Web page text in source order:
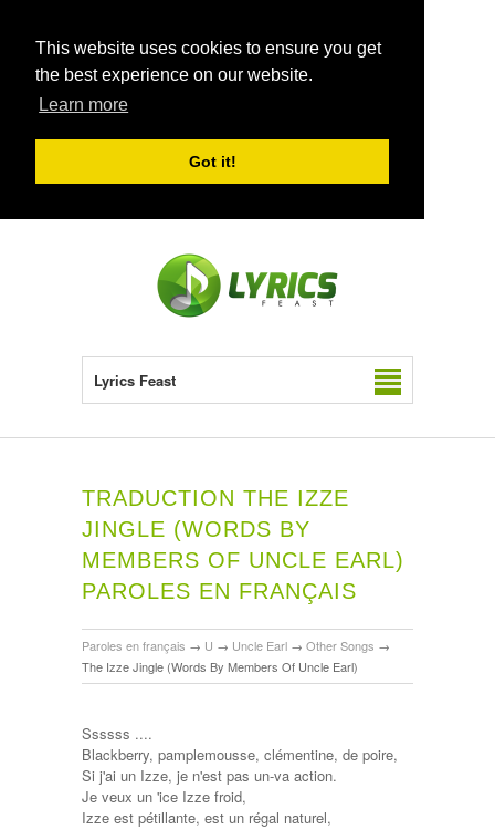
This website uses cookies to ensure you get
the best experience on our website.
Learn more
Got it!
Lyrics Feast
TRADUCTION THE IZZE
JINGLE (WORDS BY
MEMBERS OF UNCLE EARL)
PAROLES EN FRANÇAIS
Paroles en français → U → Uncle Earl → Other Songs →
The Izze Jingle (Words By Members Of Uncle Earl)
Ssssss ....
Blackberry, pamplemousse, clémentine, de poire,
Si j'ai un Izze, je n'est pas un-va action.
Je veux un 'ice Izze froid,
Izze est pétillante, est un régal naturel,